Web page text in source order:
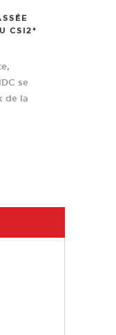
CSI2*
se
de la